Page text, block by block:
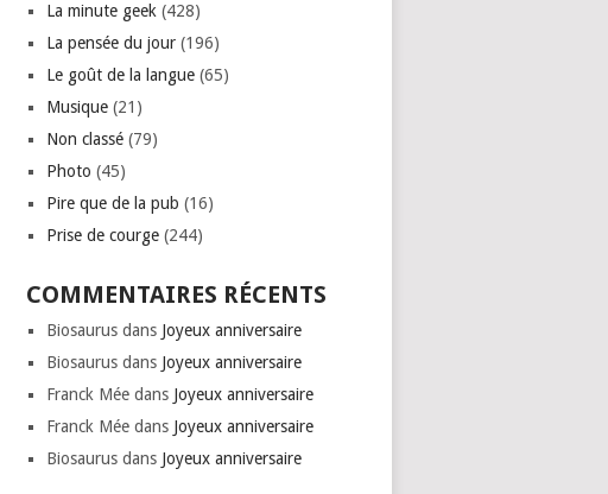
La minute geek (428)
La pensée du jour (196)
Le goût de la langue (65)
Musique (21)
Non classé (79)
Photo (45)
Pire que de la pub (16)
Prise de courge (244)
COMMENTAIRES RÉCENTS
Biosaurus dans Joyeux anniversaire
Biosaurus dans Joyeux anniversaire
Franck Mée dans Joyeux anniversaire
Franck Mée dans Joyeux anniversaire
Biosaurus dans Joyeux anniversaire